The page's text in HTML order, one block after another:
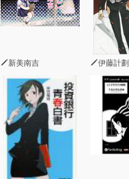
新美南吉 伊藤計劃